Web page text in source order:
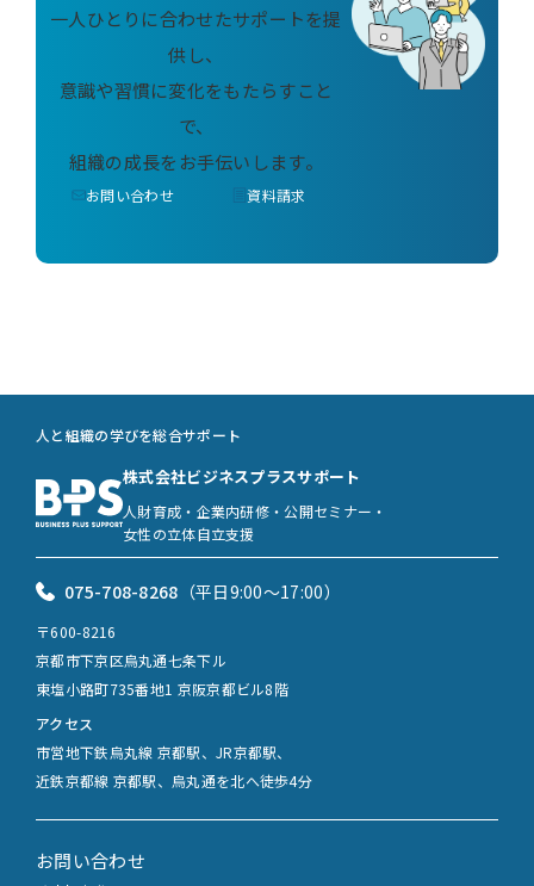
一人ひとりに合わせたサポートを提
供し、
意識や習慣に変化をもたらすこと
で、
組織の成長をお手伝いします。
お問い合わせ 資料請求
お問い合わせ
人と組織の学びを総合サポート
株式会社ビジネスプラスサポート
人財育成・企業内研修・公開セミナー・
女性の立体自立支援
075-708-8268 （平日9:00〜17:00）
〒600-8216
京都市下京区烏丸通七条下ル
東塩小路町735番地1 京阪京都ビル8階
アクセス
市営地下鉄烏丸線 京都駅、JR京都駅、
近鉄京都線 京都駅、烏丸通を北へ徒歩4分